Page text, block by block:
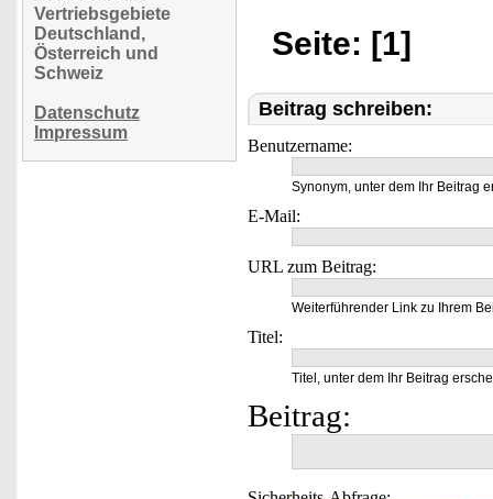
Vertriebsgebiete
Deutschland,
Österreich und
Schweiz
Datenschutz
Impressum
Seite: [1]
Beitrag schreiben:
Benutzername:
Synonym, unter dem Ihr Beitrag
E-Mail:
URL zum Beitrag:
Weiterführender Link zu Ihrem
Titel:
Titel, unter dem Ihr Beitrag
Beitrag: